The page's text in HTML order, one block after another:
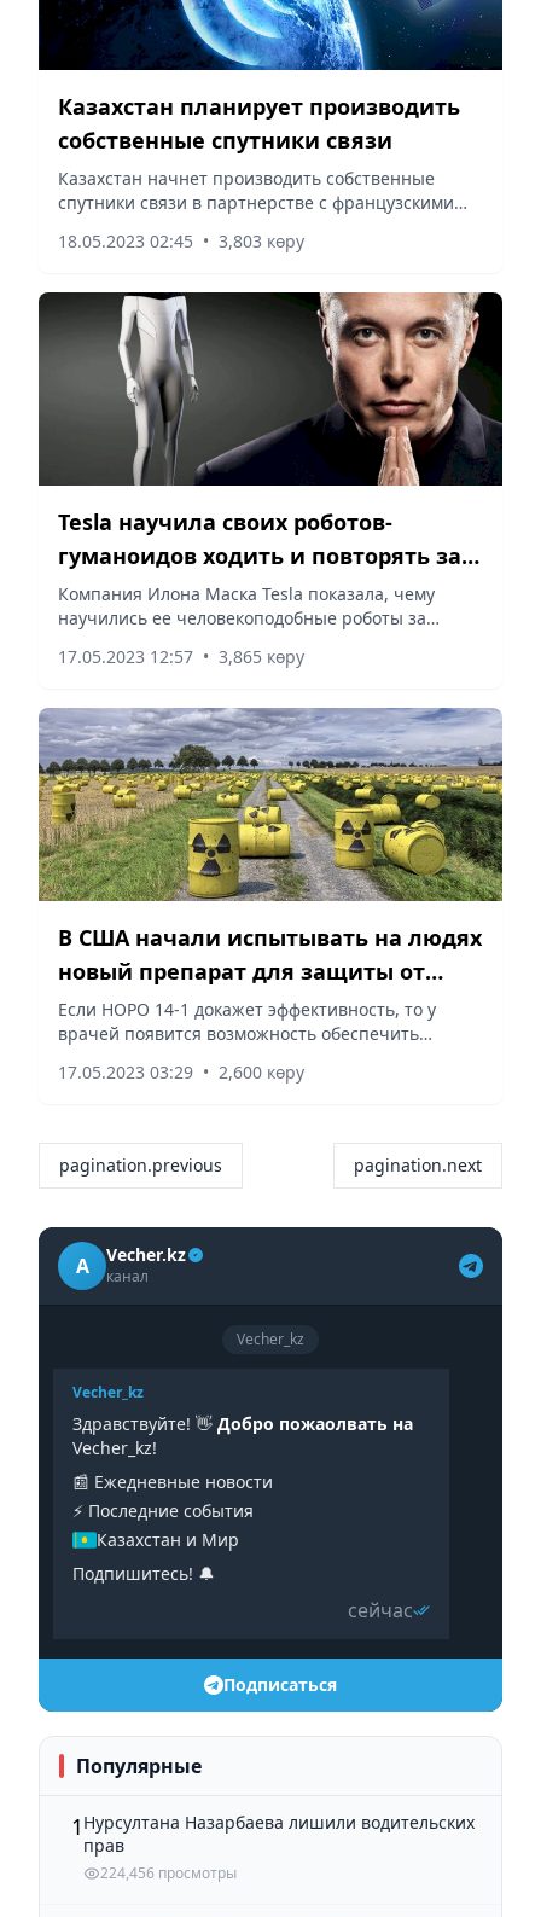
Казахстан планирует производить
собственные спутники связи
Казахстан начнет производить собственные
спутники связи в партнерстве с французскими
сообщает Vecher.kz со ссылкой на 24.kz.
18.05.2023 02:45 • 3,803 көру
Tesla научила своих роботов-
гуманоидов ходить и повторять за
людьми
Компания Илона Маска Tesla показала, чему
научились ее человекоподобные роботы за
самостоятельно ходить, повторять за человеком и
17.05.2023 12:57 • 3,865 көру
В США начали испытывать на людях
новый препарат для защиты от
радиации
Если HOPO 14-1 докажет эффективность, то у
врачей появится возможность обеспечить
со ссылкой на ВВС.
17.05.2023 03:29 • 2,600 көру
pagination.previous pagination.next
A Vecher.kz
канал
Vecher_kz
Vecher_kz
Здравствуйте! 👋 Добро пожаолвать на
Vecher_kz!
📰 Ежедневные новости
⚡️ Последние события
Казахстан и Мир
Подпишитесь! 🔔
сейчас
Подписаться
Популярные
1 Нурсултана Назарбаева лишили водительских
прав
224,456 просмотры